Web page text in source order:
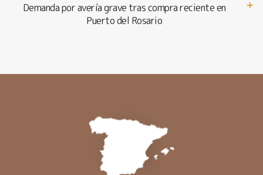
Demanda por avería grave tras compra reciente en
Puerto del Rosario